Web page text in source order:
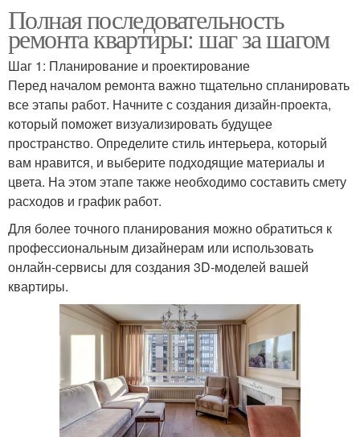
Полная последовательность
ремонта квартиры: шаг за шагом
Шаг 1: Планирование и проектирование
Перед началом ремонта важно тщательно спланировать
все этапы работ. Начните с создания дизайн-проекта,
который поможет визуализировать будущее
пространство. Определите стиль интерьера, который
вам нравится, и выберите подходящие материалы и
цвета. На этом этапе также необходимо составить смету
расходов и график работ.
Для более точного планирования можно обратиться к
профессиональным дизайнерам или использовать
онлайн-сервисы для создания 3D-моделей вашей
квартиры.